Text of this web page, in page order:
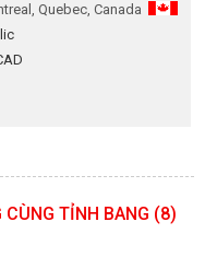
Quebec, Canada
CÙNG TỈNH BANG (8)